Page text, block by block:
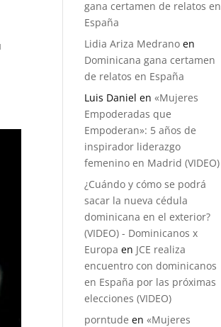
gana certamen de relatos en
España
Lidia Ariza Medrano en
Dominicana gana certamen
de relatos en España
Luis Daniel en«Mujeres
Empoderadas que
Empoderan»: 5 años de
inspirador liderazgo
femenino en Madrid (VIDEO)
¿Cuándo y cómo se podrá
sacar la nueva cédula
dominicana en el exterior?
(VIDEO) - Dominicanos x
Europa en JCE realiza
encuentro con dominicanos
en España por las próximas
elecciones (VIDEO)
porntude en«Mujeres